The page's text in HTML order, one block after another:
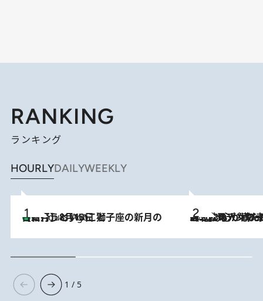
RANKING
ランキング
HOURLYDAILYWEEKLY
5 Hours Ago
【新月】8月13日 獅子座の新月の日に行うといいこと 2026.8.8
《北欧の人々の幸福度が高いのは…》元デンマーク親善大使が出会った“心が満たされる暮らし”「いいかげんにヒュッゲしなさい！」
1 / 5